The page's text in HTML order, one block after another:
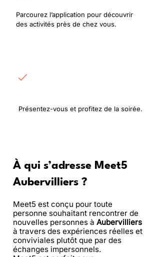
Parcourez l’application pour découvrir
des activités près de chez vous.
Présentez-vous et profitez de la soirée.
À qui s’adresse Meet5
Aubervilliers ?
Meet5 est conçu pour toute
personne souhaitant rencontrer de
nouvelles personnes à Aubervilliers
à travers des expériences réelles et
conviviales plutôt que par des
échanges impersonnels.